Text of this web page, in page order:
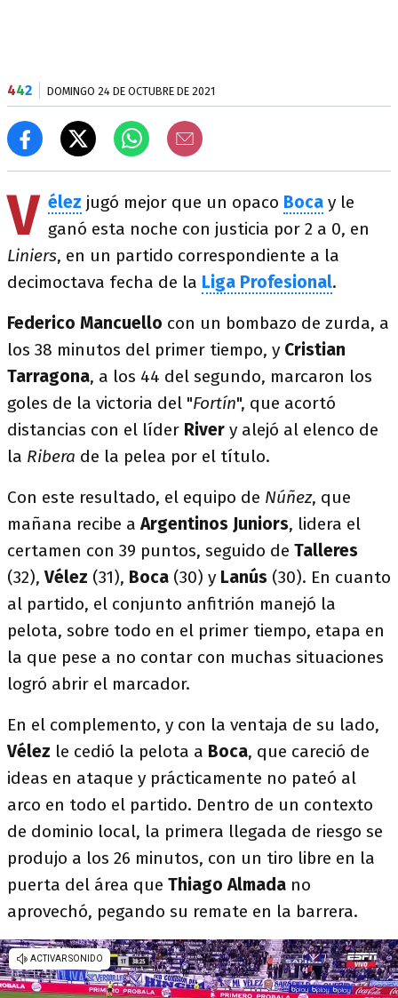
442 DOMINGO 24 DE OCTUBRE DE 2021
V élez jugó mejor que un opaco Boca y le
ganó esta noche con justicia por 2 a 0, en
Liniers, en un partido correspondiente a la
decimoctava fecha de la Liga Profesional.
Federico Mancuello con un bombazo de zurda, a
los 38 minutos del primer tiempo, y Cristian
Tarragona, a los 44 del segundo, marcaron los
goles de la victoria del "Fortín", que acortó
distancias con el líder River y alejó al elenco de
la Ribera de la pelea por el título.
Con este resultado, el equipo de Núñez, que
mañana recibe aArgentinos Juniors, lidera el
certamen con 39 puntos, seguido de Talleres
(32),Vélez (31), Boca (30) y Lanús (30). En cuanto
al partido, el conjunto anfitrión manejó la
pelota, sobre todo en el primer tiempo, etapa en
la que pese a no contar con muchas situaciones
logró abrir el marcador.
En el complemento, y con la ventaja de su lado,
Vélez le cedió la pelota a Boca, que careció de
ideas en ataque y prácticamente no pateó al
arco en todo el partido. Dentro de un contexto
de dominio local, la primera llegada de riesgo se
produjo a los 26 minutos, con un tiro libre en la
puerta del área que Thiago Almada no
aprovechó, pegando su remate en la barrera.